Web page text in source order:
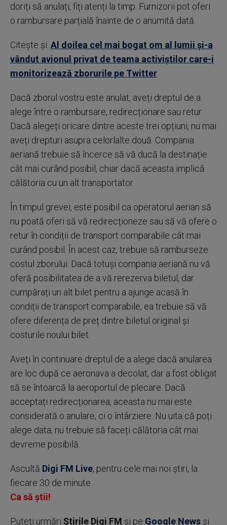
doriți să anulați, fiți atenți la timp. Furnizorii pot oferi
o rambursare parțială înainte de o anumită dată.
Citește și: Al doilea cel mai bogat om al lumii și-a
vândut avionul privat de teama activiștilor care-i
monitorizează zborurile pe Twitter
Dacă zborul vostru este anulat, aveți dreptul de a
alege între o rambursare, redirecționare sau retur.
Dacă alegeți oricare dintre aceste trei opțiuni, nu mai
aveți drepturi asupra celorlalte două. Compania
aeriană trebuie să încerce să vă ducă la destinație
cât mai curând posibil, chiar dacă aceasta implică
călătoria cu un alt transportator.
În timpul grevei, este posibil ca operatorul aerian să
nu poată oferi să vă redirecționeze sau să vă ofere o
retur în condiții de transport comparabile cât mai
curând posibil. În acest caz, trebuie să ramburseze
costul zborului. Dacă totuși compania aeriană nu vă
oferă posibilitatea de a vă rerezerva biletul, dar
cumpărați un alt bilet pentru a ajunge acasă în
condiții de transport comparabile, ea trebuie să vă
ofere diferența de preț dintre biletul original și
costurile noului bilet.
Aveți în continuare dreptul de a alege dacă anularea
are loc după ce aeronava a decolat, dar a fost obligat
să se întoarcă la aeroportul de plecare. Dacă
acceptați redirecționarea, aceasta nu mai este
considerată o anulare, ci o întârziere. Nu uita că poți
alege data; nu trebuie să faceți călătoria cât mai
devreme posibilă.
Ascultă Digi FM Live, pentru cele mai noi știri, la
fiecare 30 de minute.
Ca să știi!
Puteţi urmări Știrile Digi FM şi pe Google News şi